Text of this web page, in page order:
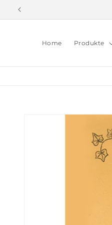
zum
Inhalt
Home Produkte